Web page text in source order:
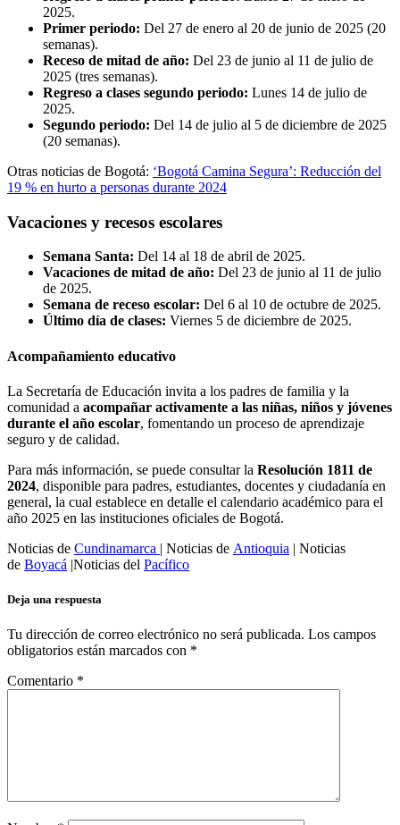
2025.
Primer periodo: Del 27 de enero al 20 de junio de 2025 (20
semanas).
Receso de mitad de año: Del 23 de junio al 11 de julio de
2025 (tres semanas).
Regreso a clases segundo periodo: Lunes 14 de julio de
2025.
Segundo periodo: Del 14 de julio al 5 de diciembre de 2025
(20 semanas).
Otras noticias de Bogotá: ‘Bogotá Camina Segura’: Reducción del
19 % en hurto a personas durante 2024
Vacaciones y recesos escolares
Semana Santa: Del 14 al 18 de abril de 2025.
Vacaciones de mitad de año: Del 23 de junio al 11 de julio
de 2025.
Semana de receso escolar: Del 6 al 10 de octubre de 2025.
Último día de clases: Viernes 5 de diciembre de 2025.
Acompañamiento educativo
La Secretaría de Educación invita a los padres de familia y la
comunidad a acompañar activamente a las niñas, niños y jóvenes
durante el año escolar, fomentando un proceso de aprendizaje
seguro y de calidad.
Para más información, se puede consultar la Resolución 1811 de
2024, disponible para padres, estudiantes, docentes y ciudadanía en
general, la cual establece en detalle el calendario académico para el
año 2025 en las instituciones oficiales de Bogotá.
Noticias de Cundinamarca | Noticias de Antioquia | Noticias
de Boyacá |Noticias del Pacífico
Deja una respuesta
Tu dirección de correo electrónico no será publicada. Los campos
obligatorios están marcados con *
Comentario *